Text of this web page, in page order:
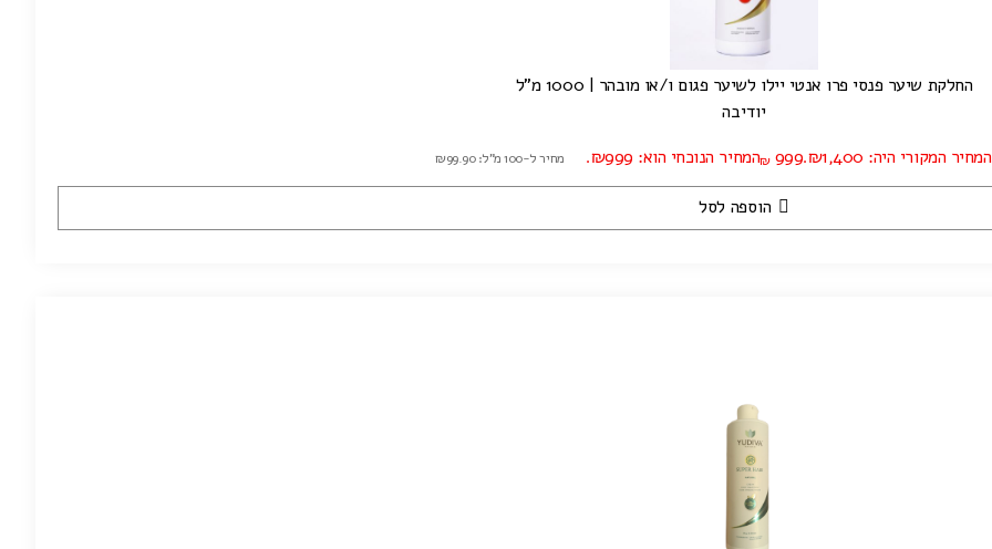
החלקת שיער פנסי פרו אנטי יילו לשיער פגום ו/או מובהר | 1000 מ"ל
יודיבה
המחיר המקורי היה: ₪1,400. ₪ 999 המחיר הנוכחי הוא: ₪999. מחיר ל-100 מ"ל: ₪99.90
הוספה לסל